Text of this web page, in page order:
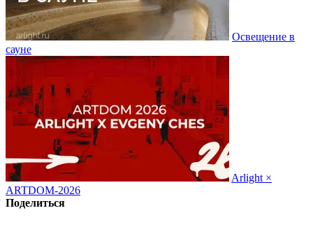
Освещение в
сауне
Arlight ×
ARTDOM-2026
Поделиться